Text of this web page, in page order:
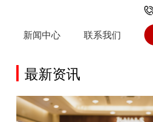
新闻中心 联系我们
最新资讯